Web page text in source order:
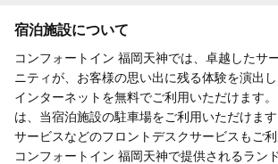
宿泊施設について
コンフォートイン 福岡天神では、卓越したサ
ニティが、お客様の思い出に残る体験を演出
インターネットを無料でご利用いただけます
は、当宿泊施設の駐車場をご利用いただけま
サービスなどのフロントデスクサービスもご利
コンフォートイン 福岡天神で提供されるラン